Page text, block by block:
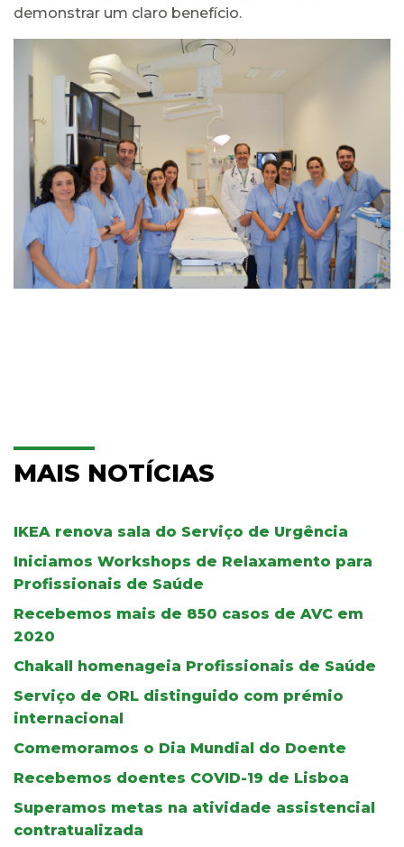
demonstrar um claro benefício.
MAIS NOTÍCIAS
IKEA renova sala do Serviço de Urgência
Iniciamos Workshops de Relaxamento para
Profissionais de Saúde
Recebemos mais de 850 casos de AVC em
2020
Chakall homenageia Profissionais de Saúde
Serviço de ORL distinguido com prémio
internacional
Comemoramos o Dia Mundial do Doente
Recebemos doentes COVID-19 de Lisboa
Superamos metas na atividade assistencial
contratualizada